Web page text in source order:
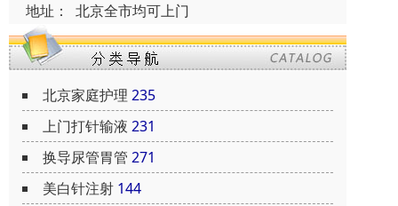
地址： 北京全市均可上门
北京家庭护理 235
上门打针输液 231
换导尿管胃管 271
美白针注射 144